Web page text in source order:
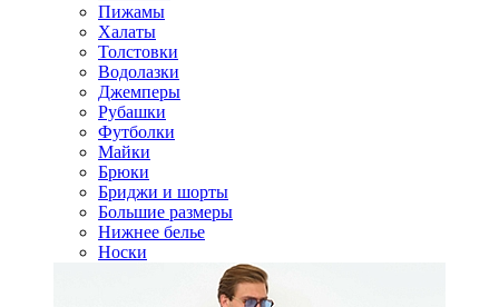
Пижамы
Халаты
Толстовки
Водолазки
Джемперы
Рубашки
Футболки
Майки
Брюки
Бриджи и шорты
Большие размеры
Нижнее белье
Носки